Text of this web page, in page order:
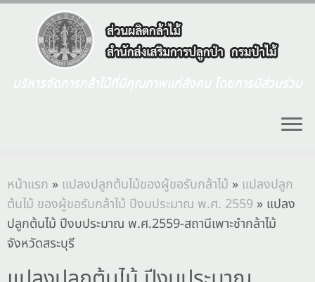
หน้าแรก » แปลงปลูกต้นไม้ของผู้ขอรับกล้าไม้ » แปลงปลูก
ต้นไม้ ของผู้ขอรับกล้าไม้ ปีงบประมาณ พ.ศ. 2559 » แปลง
ปลูกต้นไม้ ปีงบประมาณ พ.ศ.2559-สถานีเพาะชำกล้าไม้
จังหวัดสระบุรี